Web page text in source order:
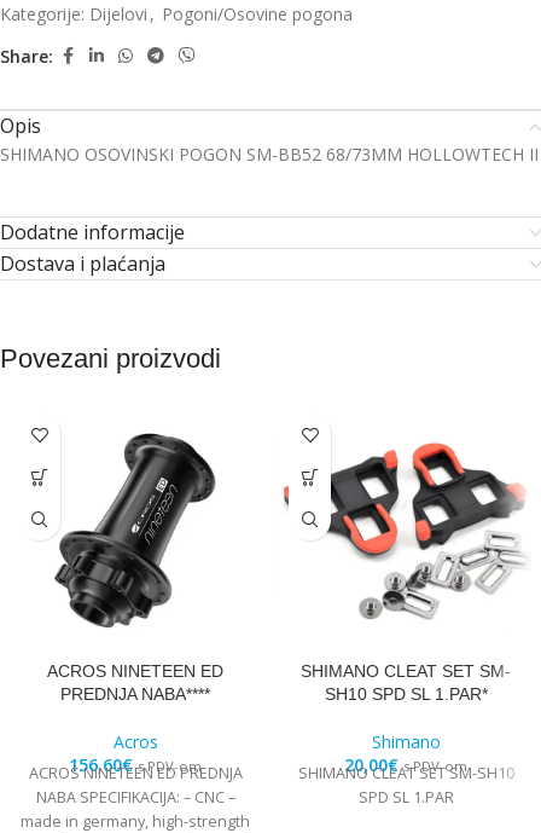
Kategorije: Dijelovi , Pogoni/Osovine pogona
Share:
Opis
SHIMANO OSOVINSKI POGON SM-BB52 68/73MM HOLLOWTECH II
Dodatne informacije
Dostava i plaćanja
Povezani proizvodi
ACROS NINETEEN ED
PREDNJA NABA****
Acros
156,60€ s PDV-om
ACROS NINETEEN ED PREDNJA
NABA SPECIFIKACIJA: – CNC –
made in germany, high-strength
SHIMANO CLEAT SET SM-
SH10 SPD SL 1.PAR*
Shimano
20,00€ s PDV-om
SHIMANO CLEAT SET SM-SH10
SPD SL 1.PAR